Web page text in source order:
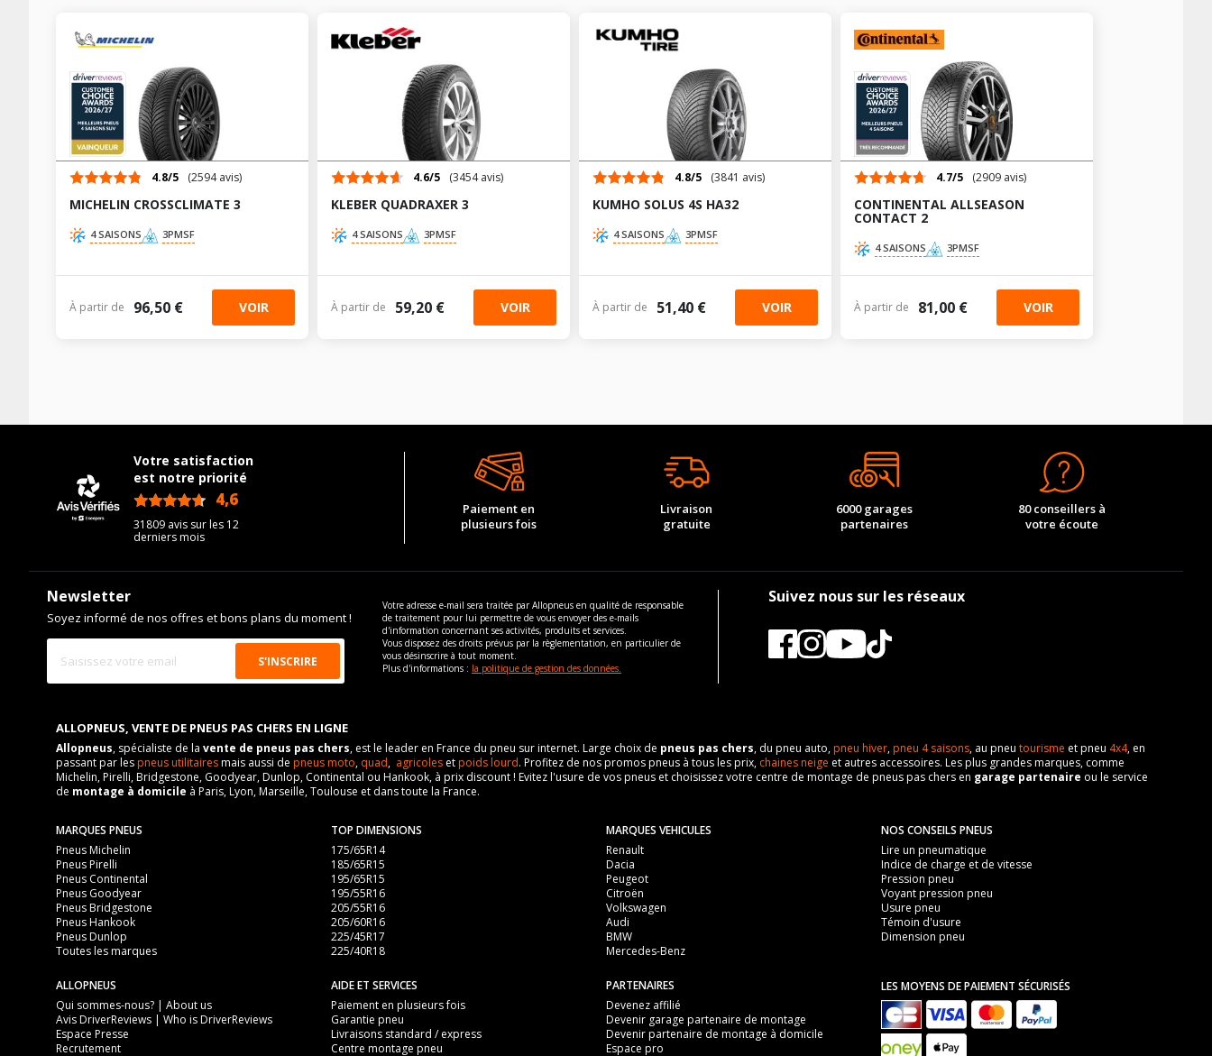
4.8/5 (2594 avis)
MICHELIN CROSSCLIMATE 3
4 SAISONS 3PMSF
À partir de 96,50 € VOIR
4.6/5 (3454 avis)
KLEBER QUADRAXER 3
4 SAISONS 3PMSF
À partir de 59,20 € VOIR
4.8/5 (3841 avis)
KUMHO SOLUS 4S HA32
4 SAISONS 3PMSF
À partir de 51,40 € VOIR
4.7/5 (2909 avis)
CONTINENTAL ALLSEASON
CONTACT 2
4 SAISONS 3PMSF
À partir de 81,00 € VOIR
Votre satisfaction
est notre priorité
4,6
31809 avis sur les 12
derniers mois
Paiement en
plusieurs fois
Livraison
gratuite
6000 garages
partenaires
80 conseillers à
votre écoute
Newsletter
Soyez informé de nos offres et bons plans du moment !
Votre adresse e-mail sera traitée par Allopneus en qualité de responsable
de traitement pour lui permettre de vous envoyer des e-mails
d'information concernant ses activités, produits et services.
Vous disposez des droits prévus par la règlementation, en particulier de
vous désinscrire à tout moment.
Plus d'informations : la politique de gestion des données.
Suivez nous sur les réseaux
ALLOPNEUS, VENTE DE PNEUS PAS CHERS EN LIGNE
Allopneus, spécialiste de la vente de pneus pas chers, est le leader en France du pneu sur internet. Large choix de pneus pas chers, du pneu auto,pneu hiver,pneu 4 saisons, au pneu tourisme et pneu 4x4, en
passant par lespneus utilitairesmais aussi de pneus moto, quad, agricoles etpoids lourd. Profitez de nos promos pneus à tous les prix, chaines neige et autres accessoires. Les plus grandes marques, comme
Michelin, Pirelli, Bridgestone, Goodyear, Dunlop, Continental ou Hankook, à prix discount ! Evitez l'usure de vos pneus et choisissez votre centre de montage de pneus pas chers en garage partenaire ou le service
de montage à domicile à Paris, Lyon, Marseille, Toulouse et dans toute la France.
MARQUES PNEUS
Pneus Michelin
Pneus Pirelli
Pneus Continental
Pneus Goodyear
Pneus Bridgestone
Pneus Hankook
Pneus Dunlop
Toutes les marques
TOP DIMENSIONS
175/65R14
185/65R15
195/65R15
195/55R16
205/55R16
205/60R16
225/45R17
225/40R18
MARQUES VEHICULES
Renault
Dacia
Peugeot
Citroën
Volkswagen
Audi
BMW
Mercedes-Benz
NOS CONSEILS PNEUS
Lire un pneumatique
Indice de charge et de vitesse
Pression pneu
Voyant pression pneu
Usure pneu
Témoin d'usure
Dimension pneu
ALLOPNEUS
Qui sommes-nous? | About us
Avis DriverReviews | Who is DriverReviews
Espace Presse
Recrutement
AIDE ET SERVICES
Paiement en plusieurs fois
Garantie pneu
Livraisons standard / express
Centre montage pneu
PARTENAIRES
Devenez affilié
Devenir garage partenaire de montage
Devenir partenaire de montage à domicile
Espace pro
LES MOYENS DE PAIEMENT SÉCURISÉS